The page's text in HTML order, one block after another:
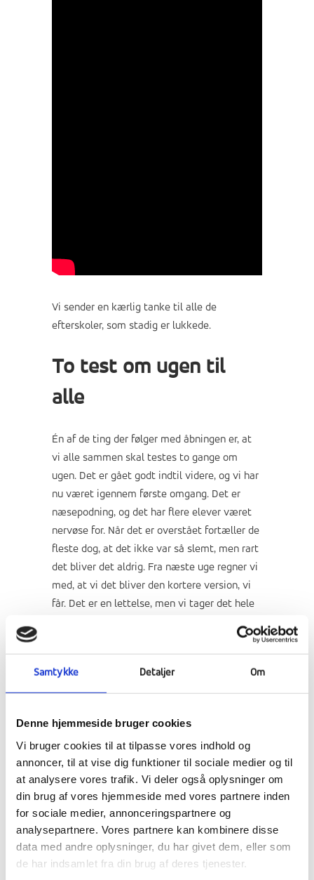
Samtykke Detaljer Om
Denne hjemmeside bruger cookies
Vi bruger cookies til at tilpasse vores indhold og
annoncer, til at vise dig funktioner til sociale medier og til
at analysere vores trafik. Vi deler også oplysninger om
din brug af vores hjemmeside med vores partnere inden
for sociale medier, annonceringspartnere og
analysepartnere. Vores partnere kan kombinere disse
data med andre oplysninger, du har givet dem, eller som
de har indsamlet fra din brug af deres tjenester.
Vi sender en kærlig tanke til alle de
efterskoler, som stadig er lukkede.
To test om ugen til
alle
Én af de ting der følger med åbningen er, at
vi alle sammen skal testes to gange om
ugen. Det er gået godt indtil videre, og vi har
nu været igennem første omgang. Det er
næsepodning, og det har flere elever været
nervøse for. Når det er overstået fortæller de
fleste dog, at det ikke var så slemt, men rart
det bliver det aldrig. Fra næste uge regner vi
med, at vi det bliver den kortere version, vi
får. Det er en lettelse, men vi tager det hele
Profilfagsvalg